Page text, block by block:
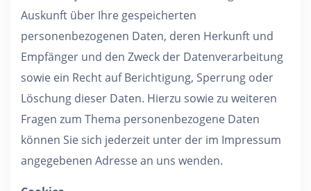
Auskunft über Ihre gespeicherten
personenbezogenen Daten, deren Herkunft und
Empfänger und den Zweck der Datenverarbeitung
sowie ein Recht auf Berichtigung, Sperrung oder
Löschung dieser Daten. Hierzu sowie zu weiteren
Fragen zum Thema personenbezogene Daten
können Sie sich jederzeit unter der im Impressum
angegebenen Adresse an uns wenden.